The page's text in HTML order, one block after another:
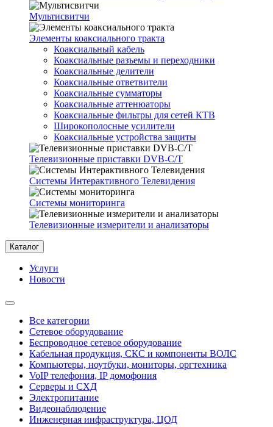
Мультисвитчи
Элементы коаксиального тракта
Коаксиальный кабель
Коаксиальные разъемы и переходники
Коаксиальные делители
Коаксиальные ответвители
Коаксиальные сумматоры
Коаксиальные аттенюаторы
Коаксиальные фильтры для сетей КТВ
Широкополосные усилители
Коаксиальные устройства защиты
Телевизионные приставки DVB-C/T
Системы Интерактивного Телевидения
Системы мониторинга
Телевизионные измерители и анализаторы
Каталог
Услуги
Новости
Все категории
Сетевое оборудование
Беспроводное сетевое оборудование
Кабельная продукция, СКС и компоненты ВОЛС
Компьютеры, ноутбуки, мониторы, оргтехника
VoIP телефония, IP домофония
Серверы и СХД
Электропитание
Видеонаблюдение
Инженерная инфраструктура, ЦОД